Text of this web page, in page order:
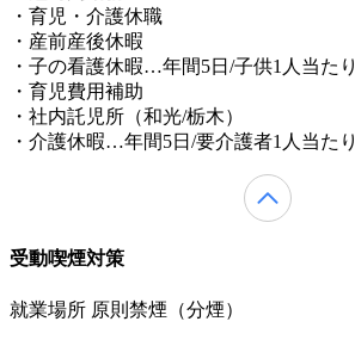
・育児・介護休職
・産前産後休暇
・子の看護休暇…年間5日/子供1人当たり
・育児費用補助
・社内託児所（和光/栃木）
・介護休暇…年間5日/要介護者1人当たり
受動喫煙対策
就業場所 原則禁煙（分煙）